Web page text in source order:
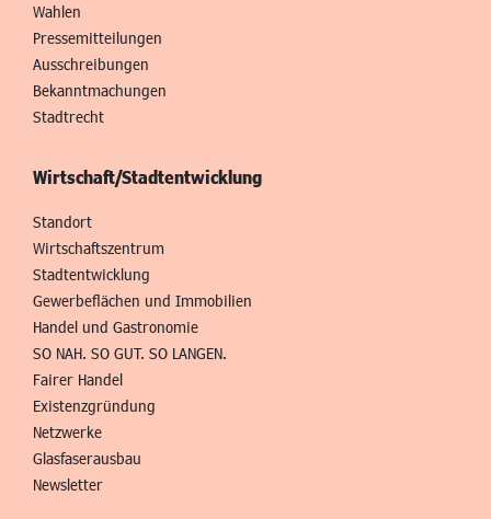
Wahlen
Pressemitteilungen
Ausschreibungen
Bekanntmachungen
Stadtrecht
Wirtschaft/Stadtentwicklung
Standort
Wirtschaftszentrum
Stadtentwicklung
Gewerbeflächen und Immobilien
Handel und Gastronomie
SO NAH. SO GUT. SO LANGEN.
Fairer Handel
Existenzgründung
Netzwerke
Glasfaserausbau
Newsletter